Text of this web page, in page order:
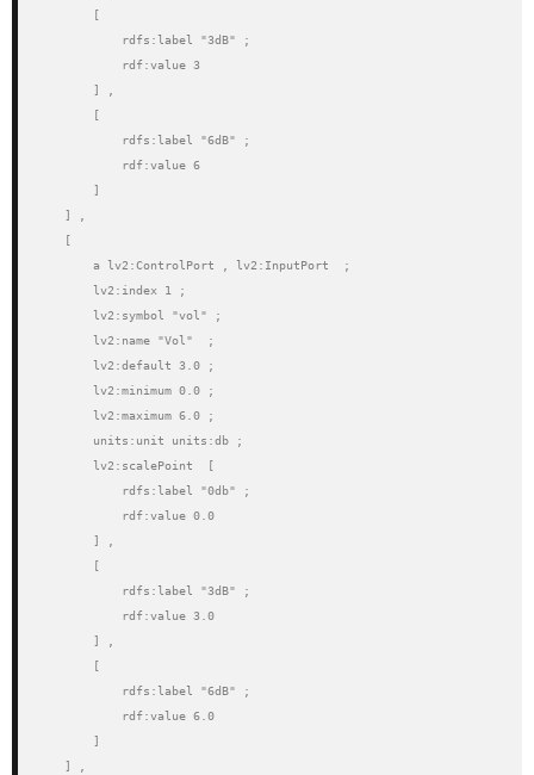
        [
            rdfs:label "3dB" ;
            rdf:value 3
        ] ,
        [
            rdfs:label "6dB" ;
            rdf:value 6
        ]
    ] ,
    [
        a lv2:ControlPort , lv2:InputPort  ;
        lv2:index 1 ;
        lv2:symbol "vol" ;
        lv2:name "Vol"  ;
        lv2:default 3.0 ;
        lv2:minimum 0.0 ;
        lv2:maximum 6.0 ;
        units:unit units:db ;
        lv2:scalePoint  [
            rdfs:label "0db" ;
            rdf:value 0.0
        ] ,
        [
            rdfs:label "3dB" ;
            rdf:value 3.0
        ] ,
        [
            rdfs:label "6dB" ;
            rdf:value 6.0
        ]
    ] ,